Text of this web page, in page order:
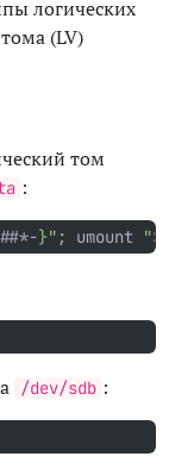
логических
(LV)
том
:
##*-}" ; umount "${
/dev/sdb :